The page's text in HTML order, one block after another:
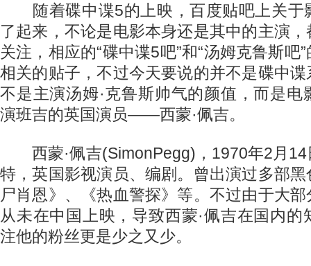
随着碟中谍5的上映，百度贴吧上关于
了起来，不论是电影本身还是其中的主演
关注，相应的“碟中谍5吧”和“汤姆克鲁斯吧
相关的贴子，不过今天要说的并不是碟中
不是主演汤姆·克鲁斯帅气的颜值，而是电
演班吉的英国演员——西蒙·佩吉。
西蒙·佩吉(SimonPegg)，1970年2月14
特，英国影视演员、编剧。曾出演过多部
尸肖恩》、《热血警探》等。不过由于大
从未在中国上映，导致西蒙·佩吉在国内
注他的粉丝更是少之又少。